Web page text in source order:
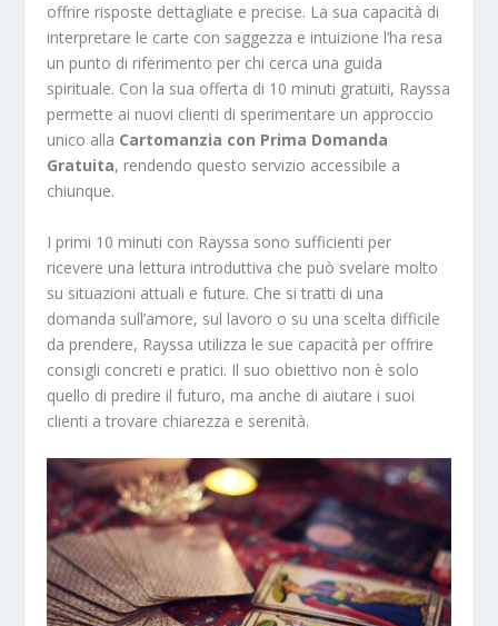
offrire risposte dettagliate e precise. La sua capacità di
interpretare le carte con saggezza e intuizione l’ha resa
un punto di riferimento per chi cerca una guida
spirituale. Con la sua offerta di 10 minuti gratuiti, Rayssa
permette ai nuovi clienti di sperimentare un approccio
unico alla Cartomanzia con Prima Domanda
Gratuita, rendendo questo servizio accessibile a
chiunque.
I primi 10 minuti con Rayssa sono sufficienti per
ricevere una lettura introduttiva che può svelare molto
su situazioni attuali e future. Che si tratti di una
domanda sull’amore, sul lavoro o su una scelta difficile
da prendere, Rayssa utilizza le sue capacità per offrire
consigli concreti e pratici. Il suo obiettivo non è solo
quello di predire il futuro, ma anche di aiutare i suoi
clienti a trovare chiarezza e serenità.